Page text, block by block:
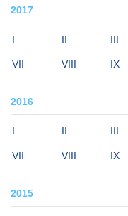
2017
I II III
VII VIII IX
2016
I II III
VII VIII IX
2015